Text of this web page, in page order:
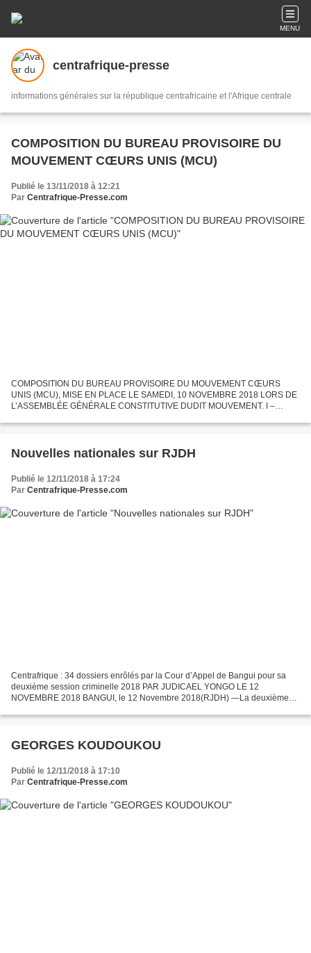
MENU
centrafrique-presse
informations générales sur la république centrafricaine et l'Afrique centrale
COMPOSITION DU BUREAU PROVISOIRE DU
MOUVEMENT CŒURS UNIS (MCU)
Publié le 13/11/2018 à 12:21
Par Centrafrique-Presse.com
COMPOSITION DU BUREAU PROVISOIRE DU MOUVEMENT CŒURS
UNIS (MCU), MISE EN PLACE LE SAMEDI, 10 NOVEMBRE 2018 LORS DE
L’ASSEMBLÉE GÉNÉRALE CONSTITUTIVE DUDIT MOUVEMENT. I –
NATIONAL : - Simplice Mathieu...
Nouvelles nationales sur RJDH
Publié le 12/11/2018 à 17:24
Par Centrafrique-Presse.com
Centrafrique : 34 dossiers enrôlés par la Cour d’Appel de Bangui pour sa
deuxième session criminelle 2018 PAR JUDICAEL YONGO LE 12
NOVEMBRE 2018 BANGUI, le 12 Novembre 2018(RJDH) —La deuxième
GEORGES KOUDOUKOU
Publié le 12/11/2018 à 17:10
Par Centrafrique-Presse.com